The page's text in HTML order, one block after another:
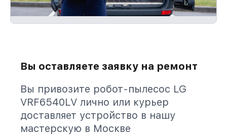
Вы оставляете заявку на ремонт
Вы привозите робот-пылесос LG
VRF6540LV лично или курьер
доставляет устройство в нашу
мастерскую в Москве